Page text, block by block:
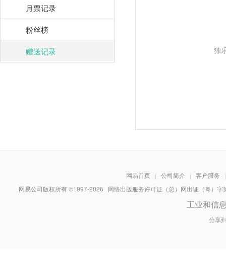
月票记录
粉丝榜
赠送记录 独
网易首页 | 公司简介 | 客户服务
|
网易公司版权所有 ©1997-2026 网络出版服务许可证（总）网出证（粤）
工业和信
分享